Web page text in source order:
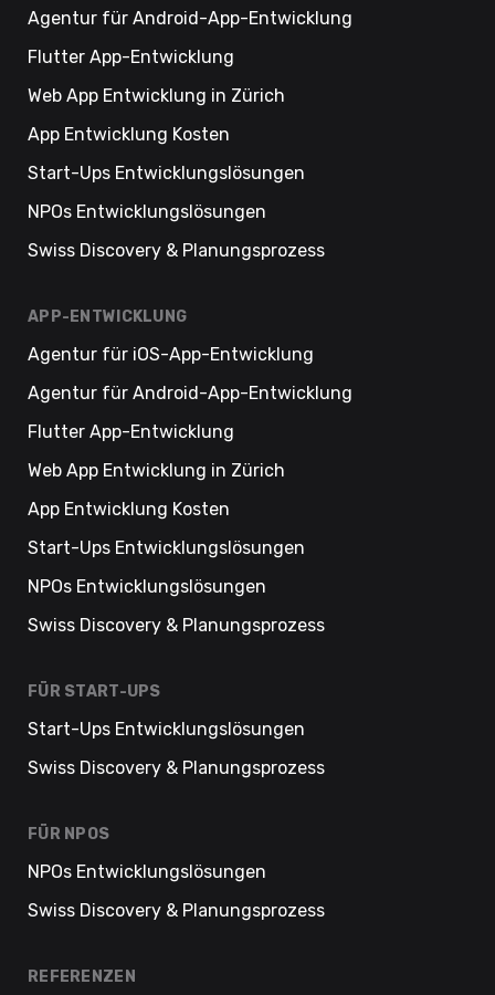
Agentur für Android-App-Entwicklung
Flutter App-Entwicklung
Web App Entwicklung in Zürich
App Entwicklung Kosten
Start-Ups Entwicklungslösungen
NPOs Entwicklungslösungen
Swiss Discovery & Planungsprozess
APP-ENTWICKLUNG
Agentur für iOS-App-Entwicklung
Agentur für Android-App-Entwicklung
Flutter App-Entwicklung
Web App Entwicklung in Zürich
App Entwicklung Kosten
Start-Ups Entwicklungslösungen
NPOs Entwicklungslösungen
Swiss Discovery & Planungsprozess
FÜR START-UPS
Start-Ups Entwicklungslösungen
Swiss Discovery & Planungsprozess
FÜR NPOS
NPOs Entwicklungslösungen
Swiss Discovery & Planungsprozess
REFERENZEN